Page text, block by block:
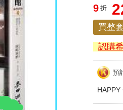
9 折
買整套
認購
預
HAPPY